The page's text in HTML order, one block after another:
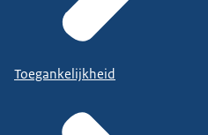
Toegankelijkheid